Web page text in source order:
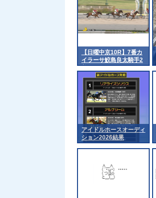
【日曜中京10R】7番カ
イラーサ鮫島良太騎手2
着
アイドルホースオーディ
ション2026結果